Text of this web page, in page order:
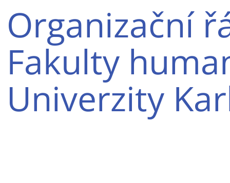
Organizační
Fakulty
Univerzity